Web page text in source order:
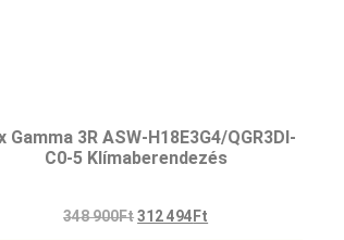
Gamma 3R ASW-H18E3G4/QGR3DI-
C0-5 Klímaberendezés
348 900Ft312 494 Ft